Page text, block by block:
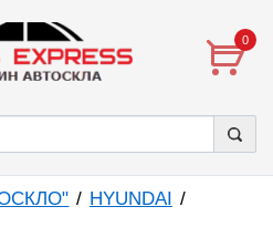
0
HYUNDAI